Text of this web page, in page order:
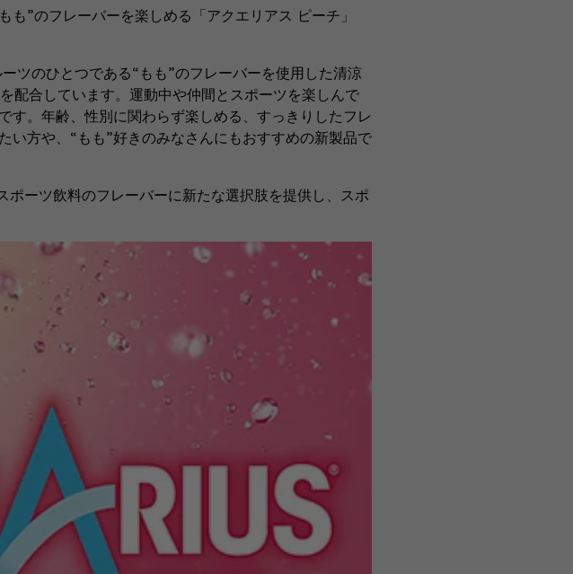
”のフレーバーを楽しめる「アクエリアス ピーチ」
ツのひとつである“もも”のフレーバーを使用した清涼
合しています。運動中や仲間とスポーツを楽しんで
す。年齢、性別に関わらず楽しめる、すっきりしたフレ
い方や、“もも”好きのみなさんにもおすすめの新製品で
ーツ飲料のフレーバーに新たな選択肢を提供し、スポ